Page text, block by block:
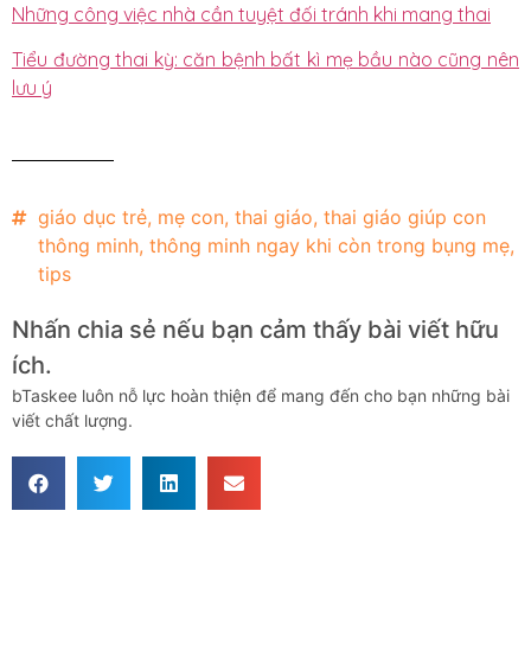
Những công việc nhà cần tuyệt đối tránh khi mang thai
Tiểu đường thai kỳ: căn bệnh bất kì mẹ bầu nào cũng nên
lưu ý
giáo dục trẻ, mẹ con, thai giáo, thai giáo giúp con
thông minh, thông minh ngay khi còn trong bụng mẹ,
tips
Nhấn chia sẻ nếu bạn cảm thấy bài viết hữu
ích.
bTaskee luôn nỗ lực hoàn thiện để mang đến cho bạn những bài
viết chất lượng.